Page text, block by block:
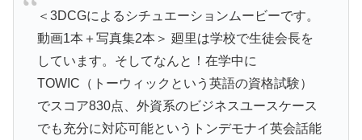
＜3DCGによるシチュエーションムービーです。
動画1本＋写真集2本＞ 廻里は学校で生徒会長を
しています。そしてなんと！在学中に
TOWIC（トーウィックという英語の資格試験）
でスコア830点、外資系のビジネスユースケース
でも充分に対応可能というトンデモナイ英会話能